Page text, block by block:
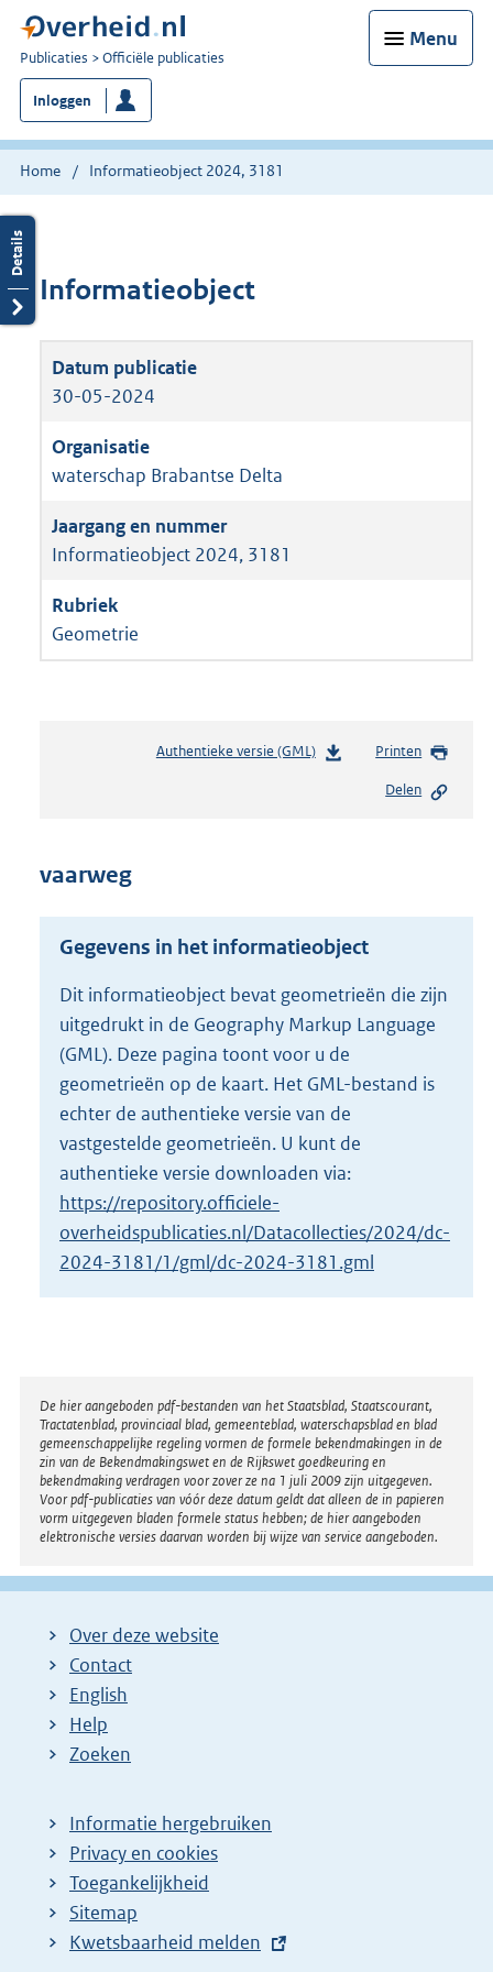
Menu
U
bent
nu
hier:
Publicaties Officiële publicaties
Inloggen
Home Informatieobject 2024, 3181
Informatieobject
30-05-2024
waterschap Brabantse Delta
Informatieobject 2024, 3181
Geometrie
Authentieke versie (GML)b
s
r
o
t
t
e
8
4
6
Printen
Delen
vaarweg
Gegevens in het informatieobject
Dit informatieobject bevat geometrieën die zijn
uitgedrukt in de Geography Markup Language
(GML). Deze pagina toont voor u de
geometrieën op de kaart. Het GML-bestand is
echter de authentieke versie van de
vastgestelde geometrieën. U kunt de
authentieke versie downloaden via:
https://repository.officiele-
overheidspublicaties.nl/Datacollecties/2024/dc-
2024-3181/1/gml/dc-2024-3181.gml
Disclaimer
De hier aangeboden pdf-bestanden van het Staatsblad, Staatscourant,
Tractatenblad, provinciaal blad, gemeenteblad, waterschapsblad en blad
gemeenschappelijke regeling vormen de formele bekendmakingen in de
zin van de Bekendmakingswet en de Rijkswet goedkeuring en
bekendmaking verdragen voor zover ze na 1 juli 2009 zijn uitgegeven.
Voor pdf-publicaties van vóór deze datum geldt dat alleen de in papieren
vorm uitgegeven bladen formele status hebben; de hier aangeboden
elektronische versies daarvan worden bij wijze van service aangeboden.
Over deze website
Contact
English
Help
Zoeken
Informatie hergebruiken
Privacy en cookies
Toegankelijkheid
Sitemap
E
Kwetsbaarheid melden